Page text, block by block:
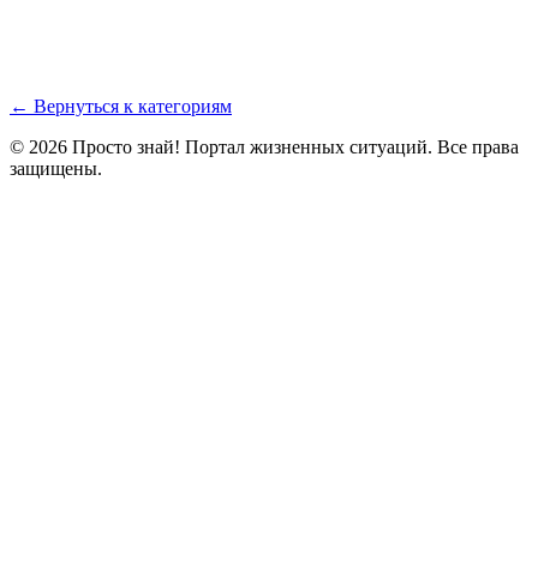
← Вернуться к категориям
© 2026 Просто знай! Портал жизненных ситуаций. Все права
защищены.